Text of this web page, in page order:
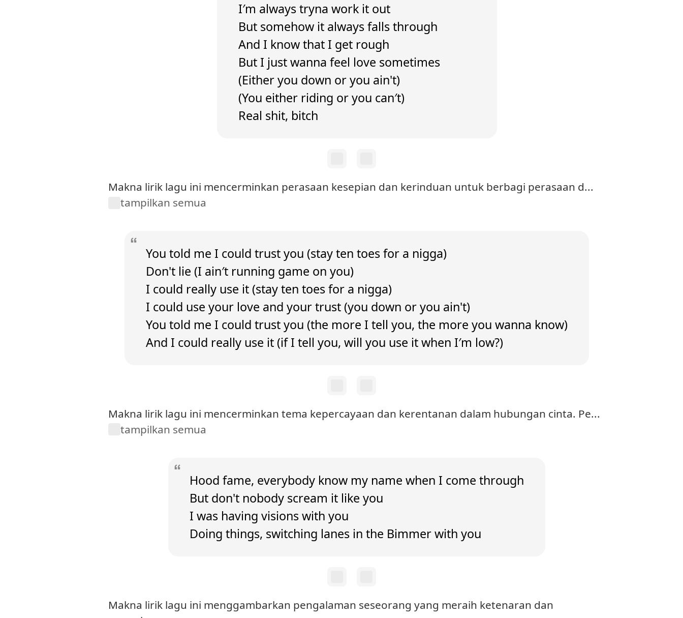
I′m always tryna work it out
But somehow it always falls through
And I know that I get rough
But I just wanna feel love sometimes
(Either you down or you ain't)
(You either riding or you can′t)
Real shit, bitch
Makna lirik lagu ini mencerminkan perasaan kesepian dan kerinduan untuk berbagi perasaan d...
tampilkan semua
You told me I could trust you (stay ten toes for a nigga)
Don't lie (I ain′t running game on you)
I could really use it (stay ten toes for a nigga)
I could use your love and your trust (you down or you ain't)
You told me I could trust you (the more I tell you, the more you wanna know)
And I could really use it (if I tell you, will you use it when I′m low?)
Makna lirik lagu ini mencerminkan tema kepercayaan dan kerentanan dalam hubungan cinta. Pe...
tampilkan semua
Hood fame, everybody know my name when I come through
But don't nobody scream it like you
I was having visions with you
Doing things, switching lanes in the Bimmer with you
Makna lirik lagu ini menggambarkan pengalaman seseorang yang meraih ketenaran dan